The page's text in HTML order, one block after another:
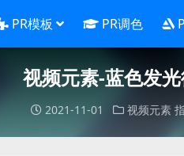
PR模板 PR调色
视频元素-蓝色发
2021-11-01 视频元素